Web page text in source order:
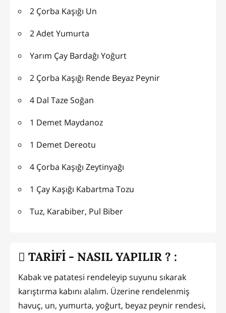
2 Çorba Kaşığı Un
2 Adet Yumurta
Yarım Çay Bardağı Yoğurt
2 Çorba Kaşığı Rende Beyaz Peynir
4 Dal Taze Soğan
1 Demet Maydanoz
1 Demet Dereotu
4 Çorba Kaşığı Zeytinyağı
1 Çay Kaşığı Kabartma Tozu
Tuz, Karabiber, Pul Biber
TARİFİ - NASIL YAPILIR ? :
Kabak ve patatesi rendeleyip suyunu sıkarak
karıştırma kabını alalım. Üzerine rendelenmiş
havuç, un, yumurta, yoğurt, beyaz peynir rendesi,